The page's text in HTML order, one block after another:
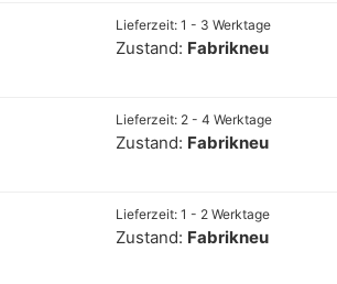
Lieferzeit: 1 - 3 Werktage
Zustand: Fabrikneu
Lieferzeit: 2 - 4 Werktage
Zustand: Fabrikneu
Lieferzeit: 1 - 2 Werktage
Zustand: Fabrikneu